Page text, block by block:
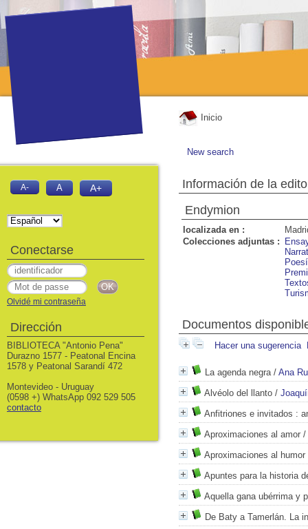
Inicio
New search
Información de la
Endymion
localizada en :
Colecciones adjuntas :
Documentos
Hacer una sugerencia
La agenda negra/ Ana
Alvéolo del llanto /
Anfitriones e invitados :
Aproximaciones al amor /
Aproximaciones al humor
Apuntes para la historia
Aquella gana ubérrima y
De Baty a Tamerlán. La
A- A A+
Conectarse
Olvidé mi contraseña
Dirección
BIBLIOTECA "Antonio Pena"
Durazno 1577 - Peatonal Encina
1578 y Peatonal Sarandí 472
Montevideo - Uruguay
(0598 +) WhatsApp 092 529 505
contacto